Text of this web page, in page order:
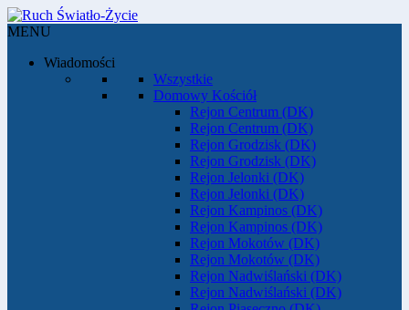
MENU
Wiadomości
Wszystkie
Domowy Kościół
Rejon Centrum (DK)
Rejon Centrum (DK)
Rejon Grodzisk (DK)
Rejon Grodzisk (DK)
Rejon Jelonki (DK)
Rejon Jelonki (DK)
Rejon Kampinos (DK)
Rejon Kampinos (DK)
Rejon Mokotów (DK)
Rejon Mokotów (DK)
Rejon Nadwiślański (DK)
Rejon Nadwiślański (DK)